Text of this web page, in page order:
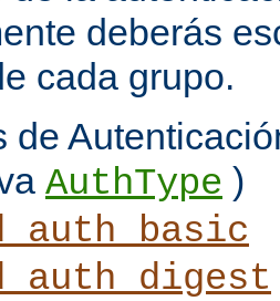
deberás
cada grupo.
de
AuthType )